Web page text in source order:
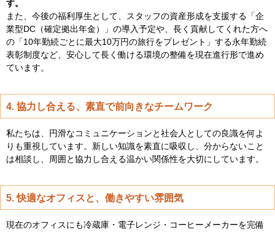
す。
また、今後の福利厚生として、スタッフの資産形成を支援する「企
業型DC（確定拠出年金）」の導入予定や、長く貢献してくれた方へ
の「10年勤続ごとに最大10万円の旅行をプレゼント」する永年勤続
表彰制度など、安心して長く働ける環境の整備を現在進行形で進め
ています。
4. 協力し合える、素直で前向きなチームワーク
私たちは、円滑なコミュニケーションと社会人としての良識を何よ
りも重視しています。新しい知識を素直に吸収し、分からないこと
は相談し、周囲と協力し合える温かい関係性を大切にしています。
5. 快適なオフィスと、働きやすい雰囲気
現在のオフィスにも冷蔵庫・電子レンジ・コーヒーメーカーを完備